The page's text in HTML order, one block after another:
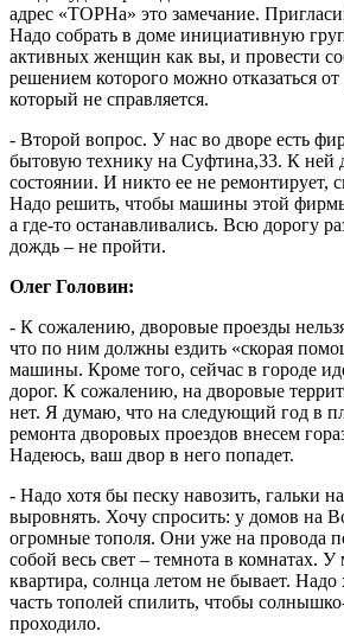
адрес «ТОРНа» это замечание.
Надо собрать в доме инициативную
активных женщин как вы, и провести
решением которого можно отказаться
который не справляется.
- Второй вопрос. У нас во дворе есть
бытовую технику на Суфтина,33. К ней
состоянии. И никто ее не ремонтирует,
Надо решить, чтобы машины этой
а где-то останавливались. Всю дорогу
дождь – не пройти.
Олег Головин:
- К сожалению, дворовые проезды
что по ним должны ездить «скорая
машины. Кроме того, сейчас в городе
дорог. К сожалению, на дворовые
нет. Я думаю, что на следующий год в
ремонта дворовых проездов внесем
Надеюсь, ваш двор в него попадет.
- Надо хотя бы песку навозить, гальки
выровнять. Хочу спросить: у домов на
огромные тополя. Они уже на провода
собой весь свет – темнота в комнатах. У
квартира, солнца летом не бывает.
часть тополей спилить, чтобы
проходило.